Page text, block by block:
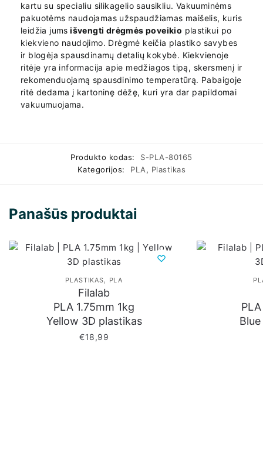
kartu su specialiu silikagelio sausikliu. Vakuuminėms
pakuotėms naudojamas užspaudžiamas maišelis, kuris
leidžia jums išvengti drėgmės poveikio plastikui po
kiekvieno naudojimo. Drėgmė keičia plastiko savybes
ir blogėja spausdinamų detalių kokybė. Kiekvienoje
ritėje yra informacija apie medžiagos tipą, skersmenį ir
rekomenduojamą spausdinimo temperatūrą. Pabaigoje
ritė dedama į kartoninę dėžę, kuri yra dar papildomai
vakuumuojama.
Produkto kodas:
S-PLA-80165
Kategorijos:
PLA, Plastikas
Panašūs produktai
PLASTIKAS, PLA
Filalab
PLA 1.75mm 1kg
Yellow 3D plastikas
€18,99